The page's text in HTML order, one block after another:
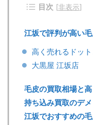
目次 [非表示]
江坂で評判が高い
高く売れるドッ
大黒屋 江坂店
毛皮の買取相場と
持ち込み買取のデメ
江坂でおすすめの